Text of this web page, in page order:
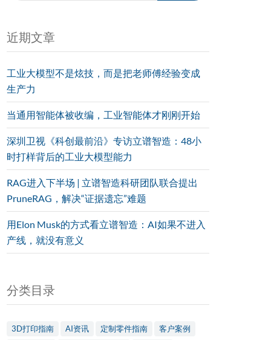
近期文章
工业大模型不是炫技，而是把老师傅经验变成
生产力
当通用智能体被收编，工业智能体才刚刚开始
深圳卫视《科创最前沿》专访立谱智造：48小
时打样背后的工业大模型能力
RAG进入下半场 | 立谱智造科研团队联合提出
PruneRAG，解决“证据遗忘”难题
用Elon Musk的方式看立谱智造：AI如果不进入
产线，就没有意义
分类目录
3D打印指南 AI资讯 定制零件指南
客户案例